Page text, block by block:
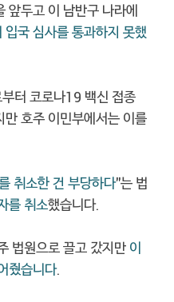
앞두고 이 남반구 나라에
입국 심사를 통과하지 못했
터 코로나19 백신 접종
호주 이민부에서는 이를
취소한 건 부당하다"는 법
를 취소했습니다.
법원으로 끌고 갔지만 이
줬습니다.